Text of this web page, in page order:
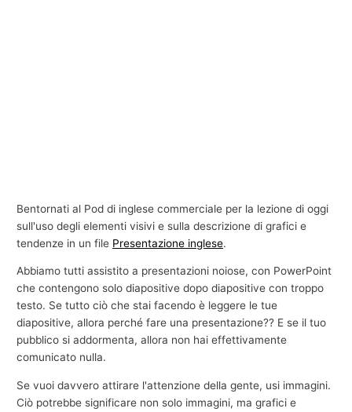
Bentornati al Pod di inglese commerciale per la lezione di oggi
sull'uso degli elementi visivi e sulla descrizione di grafici e
tendenze in un file Presentazione inglese.
Abbiamo tutti assistito a presentazioni noiose, con PowerPoint
che contengono solo diapositive dopo diapositive con troppo
testo. Se tutto ciò che stai facendo è leggere le tue
diapositive, allora perché fare una presentazione?? E se il tuo
pubblico si addormenta, allora non hai effettivamente
comunicato nulla.
Se vuoi davvero attirare l'attenzione della gente, usi immagini.
Ciò potrebbe significare non solo immagini, ma grafici e